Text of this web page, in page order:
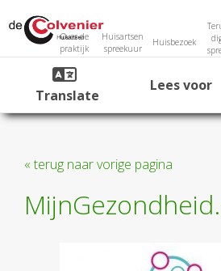
Over de
praktijk
Huisartsen
spreekuur
Huisbezoek
Translate
Lees voor
« terug naar vorige pagina